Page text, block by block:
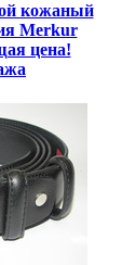
кожаный
Merkur
цена!